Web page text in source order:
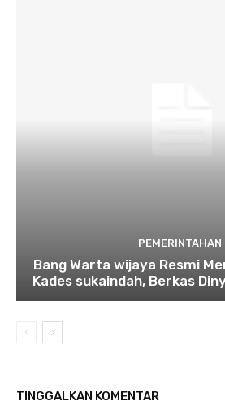
PEMERINTAHAN
Bang Warta wijaya Resmi
Kades sukaindah, Berkas
TINGGALKAN KOMENTAR